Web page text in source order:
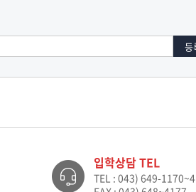
입학상담 TEL
TEL : 043) 649-1170~4